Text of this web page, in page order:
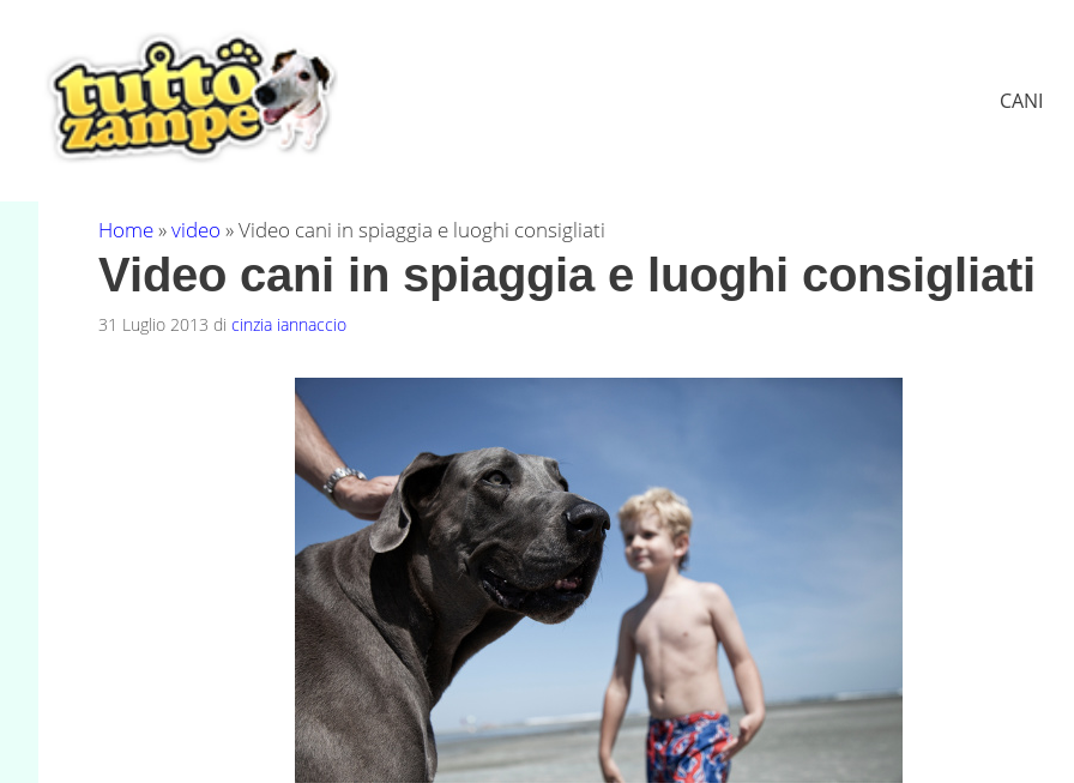
contenuto
CANI
Home»video »Video cani in spiaggia e luoghi consigliati
Video cani in spiaggia e luoghi consigliati
31 Luglio 2013 di cinzia iannaccio